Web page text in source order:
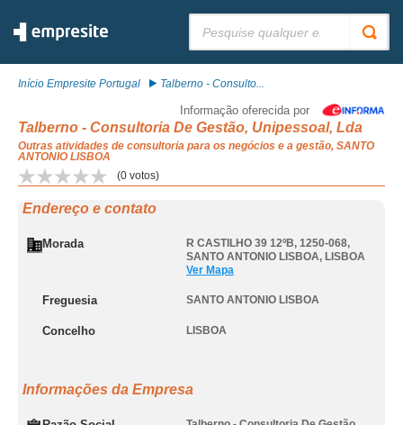
Início Empresite Portugal Talberno - Consulto...
Informação oferecida por
Talberno - Consultoria De Gestão, Unipessoal, Lda
Outras atividades de consultoria para os negócios e a gestão, SANTO
ANTONIO LISBOA
(0 votos)
Endereço e contato
Morada R CASTILHO 39 12ºB, 1250-068,
SANTO ANTONIO LISBOA, LISBOA
Ver Mapa
Freguesia SANTO ANTONIO LISBOA
Concelho LISBOA
Informações da Empresa